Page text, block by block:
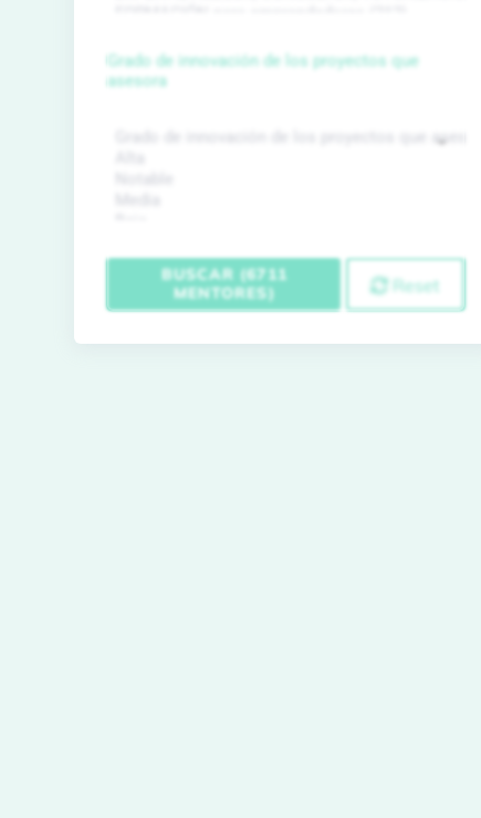
Grado de innovación de los proyectos que
asesora
BUSCAR (6711
MENTORES)
Reset